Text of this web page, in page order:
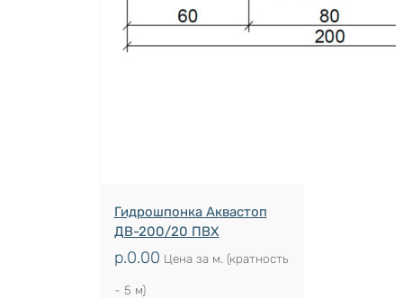
Гидрошпонка Аквастоп
ДВ-200/20 ПВХ
р.0.00 Цена за м. (кратность
- 5 м)